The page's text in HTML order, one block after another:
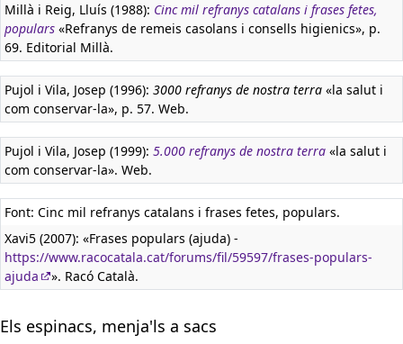
Millà i Reig, Lluís (1988): Cinc mil refranys catalans i frases fetes,
populars «Refranys de remeis casolans i consells higienics», p.
69. Editorial Millà.
Pujol i Vila, Josep (1996): 3000 refranys de nostra terra «la salut i
com conservar-la», p. 57. Web.
Pujol i Vila, Josep (1999): 5.000 refranys de nostra terra «la salut i
com conservar-la». Web.
Font: Cinc mil refranys catalans i frases fetes, populars.
Xavi5 (2007): «Frases populars (ajuda) -
https://www.racocatala.cat/forums/fil/59597/frases-populars-
ajuda
». Racó Català.
Els espinacs, menja'ls a sacs